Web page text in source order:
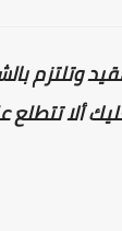
وتلتزم
ألا